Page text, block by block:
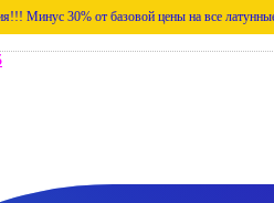
от базовой цены на все латунные изделия!!!